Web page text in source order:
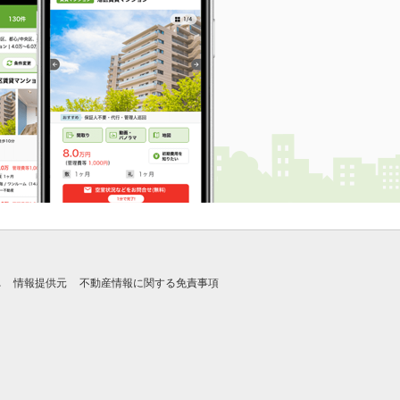
情報提供元 不動産情報に関する免責事項